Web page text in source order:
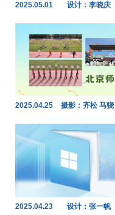
2025.05.01 设计：李晓庆
2025.04.25 摄影：齐松 马骁
2025.04.23 设计：张一帆